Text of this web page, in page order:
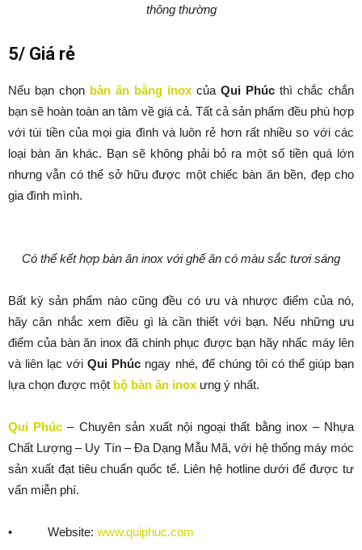
thông thường
5/ Giá rẻ
Nếu bạn chọn bàn ăn bằng inox của Qui Phúc thì chắc chắn
bạn sẽ hoàn toàn an tâm về giá cả. Tất cả sản phẩm đều phù hợp
với túi tiền của mọi gia đình và luôn rẻ hơn rất nhiều so với các
loại bàn ăn khác. Bạn sẽ không phải bỏ ra một số tiền quá lớn
nhưng vẫn có thể sở hữu được một chiếc bàn ăn bền, đẹp cho
gia đình mình.
Có thể kết hợp bàn ăn inox với ghế ăn có màu sắc tươi sáng
Bất kỳ sản phẩm nào cũng đều có ưu và nhược điểm của nó,
hãy cân nhắc xem điều gì là cần thiết với bạn. Nếu những ưu
điểm của bàn ăn inox đã chinh phục được bạn hãy nhấc máy lên
và liên lạc vớiQui Phúc ngay nhé, để chúng tôi có thể giúp bạn
lựa chọn được một bộ bàn ăn inox ưng ý nhất.
Qui Phúc – Chuyên sản xuất nội ngoại thất bằng inox – Nhựa
Chất Lượng – Uy Tín – Đa Dạng Mẫu Mã, với hệ thống máy móc
sản xuất đạt tiêu chuẩn quốc tế. Liên hệ hotline dưới để được tư
vấn miễn phí.
• Website: www.quiphuc.com